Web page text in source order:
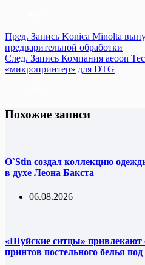
Пред. Запись Konica Minolta
предварительной обработки
След. Запись Компания aeoon
«микропринтер» для DTG
Похожие записи
O`Stin создал коллекцию
в духе Леона Бакста
06.08.2026
«Шуйские ситцы» привлекают
принтов постельного белья